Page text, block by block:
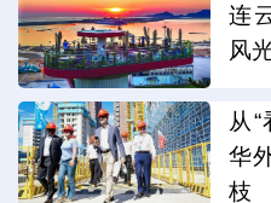
连
风
从
华
枝